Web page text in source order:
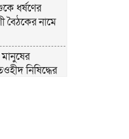
ধর্ষণের
বৈঠকের নামে
নিষিদ্ধের